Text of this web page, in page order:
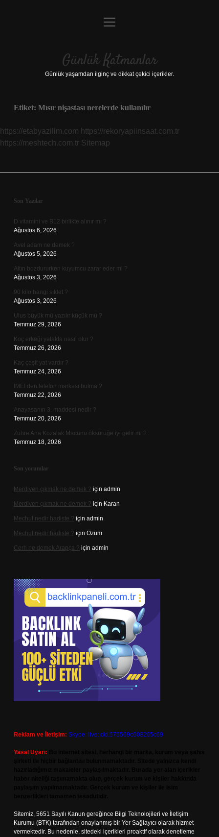
Anasayfa
Yasal Uyarı
menüyü
Günlük Katmanlar
Günlük yaşamdan ilginç ve dikkat çekici içerikler.
Etiket: Mısır nişastası nerelerde kullanılır
https://etabyazilim.com https://rekoryapiinsaat.com.tr
https://meshtech.com.tr Sitemap
Sidebar
Son Yazılar
D vitamini ve B12 birlikte alınır mı ?
Ağustos 6, 2026
Avel adam ne demek ?
Ağustos 5, 2026
Altın bozdururken kuyumcu zarar eder mi ?
Ağustos 3, 2026
90 kilo hangi sıklet ?
Ağustos 3, 2026
Ulus büyük mü yazılır küçük mü ?
Temmuz 29, 2026
Koç erkeği yatakta nasıl olur ?
Temmuz 26, 2026
Kaç çeşit yat vardır ?
Temmuz 24, 2026
IMEI den telefon markası bulma ?
Temmuz 22, 2026
Anayasanın 3. maddesi nedir ?
Temmuz 20, 2026
Zühre Ana Kozalak Macunu öksürüğe iyi gelir mi ?
Temmuz 18, 2026
Son yorumlar
Merdiven çıkmak ne demek ? için admin
Merdiven çıkmak ne demek ? için Karan
Mechul nedir hadiste ? için admin
Mechul nedir hadiste ? için Özüm
Cerh ne demek Arapça ? için admin
Reklam ve İletişim: Skype: live:.cid.575569c608265c69
Yasal Uyarı:
Sitemiz, 5651 Sayılı Kanun gereğince Bilgi Teknolojileri ve İletişim
Kurumu (BTK) tarafından onaylanmış bir Yer Sağlayıcı olarak hizmet
vermektedir. Bu nedenle, sitedeki içerikleri proaktif olarak denetleme